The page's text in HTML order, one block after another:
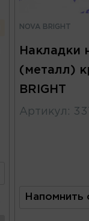
NOVA BRIGHT
Накладки
(металл)
BRIGHT
Артикул :
Напомнить